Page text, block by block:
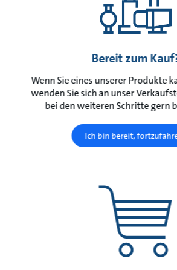
Bereit zum
Wenn Sie eines unserer Produkte
wenden Sie sich an unser
bei den weiteren Schritte gern
Ich bin bereit,